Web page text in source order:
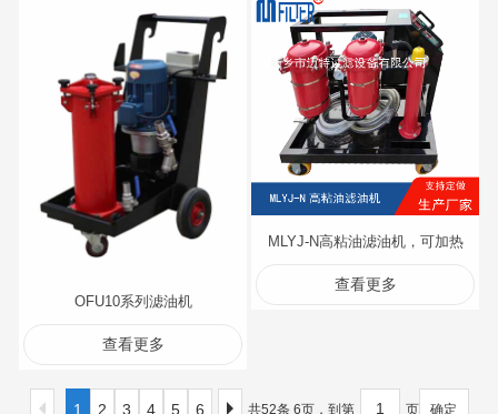
OFU10系列滤油机
查看更多
MLYJ-N高粘油滤油机，可加热
查看更多
1 2 3 4 5 6 共52条 6页，到第 页 确定